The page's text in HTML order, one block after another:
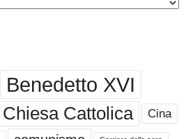
Benedetto XVI
Chiesa Cattolica Cina